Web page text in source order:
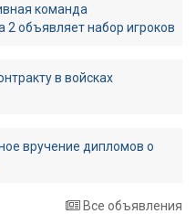
команда
объявляет набор игроков
в войсках
вручение дипломов о
Все объявления